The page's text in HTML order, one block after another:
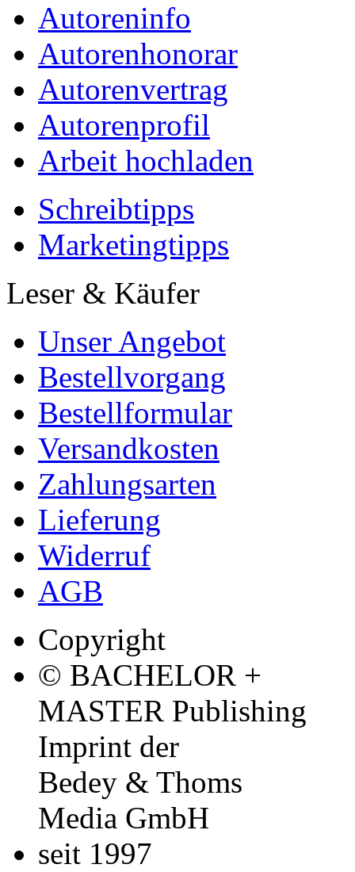
Autoreninfo
Autorenhonorar
Autorenvertrag
Autorenprofil
Arbeit hochladen
Schreibtipps
Marketingtipps
Leser & Käufer
Unser Angebot
Bestellvorgang
Bestellformular
Versandkosten
Zahlungsarten
Lieferung
Widerruf
AGB
Copyright
© BACHELOR +
MASTER Publishing
Imprint der
Bedey & Thoms
Media GmbH
seit 1997